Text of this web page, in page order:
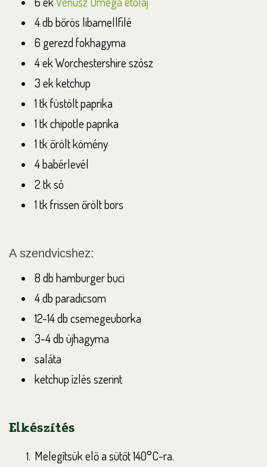
4 db bőrös libamellfilé
6 gerezd fokhagyma
4 ek Worchestershire szósz
3 ek ketchup
1 tk füstölt paprika
1 tk chipotle paprika
1 tk őrölt kömény
4 babérlevél
2 tk só
1 tk frissen őrölt bors
A szendvicshez:
8 db hamburger buci
4 db paradicsom
12-14 db csemegeuborka
3-4 db újhagyma
saláta
ketchup ízlés szerint
Elkészítés
Melegítsük elő a sütőt 140°C-ra.